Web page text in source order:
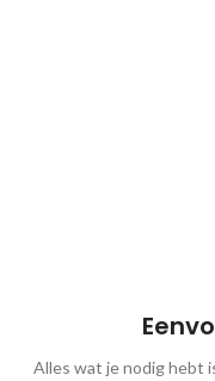
Alles wat je nodig hebt